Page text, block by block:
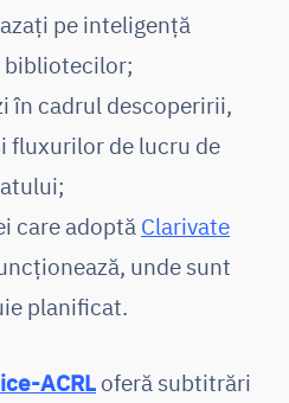
pe inteligență
bibliotecilor;
în cadrul descoperirii,
fluxurilor de lucru de
care adoptă Clarivate
unde sunt
planificat.
ACRL oferă subtitrări